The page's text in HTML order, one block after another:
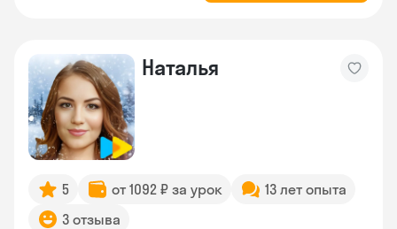
Наталья
5 от 1092 ₽ за урок
13 лет опыта
3 отзыва